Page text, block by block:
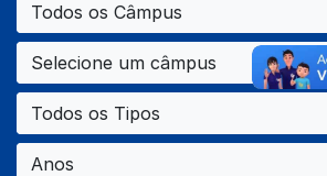
Todos os Câmpus
Selecione um câmpus
Todos os Tipos
Anos